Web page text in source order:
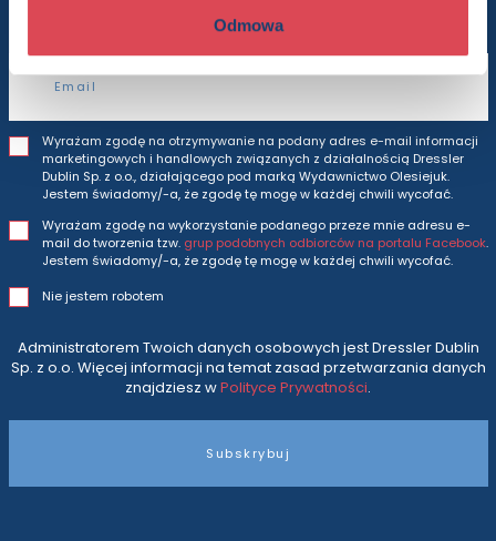
Odmowa
Adres e-mail
Wyrażam zgodę na otrzymywanie na podany adres e-mail informacji
marketingowych i handlowych związanych z działalnością Dressler
Dublin Sp. z o.o., działającego pod marką Wydawnictwo Olesiejuk.
Jestem świadomy/-a, że zgodę tę mogę w każdej chwili wycofać.
Wyrażam zgodę na wykorzystanie podanego przeze mnie adresu e-
mail do tworzenia tzw. grup podobnych odbiorców na portalu Facebook.
Jestem świadomy/-a, że zgodę tę mogę w każdej chwili wycofać.
Nie jestem robotem
Administratorem Twoich danych osobowych jest Dressler Dublin
Sp. z o.o. Więcej informacji na temat zasad przetwarzania danych
znajdziesz wPolityce Prywatności.
Subskrybuj